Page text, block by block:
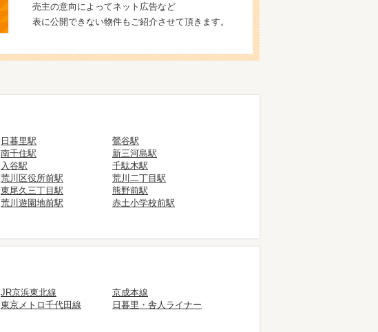
売主の意向によってネット広告など
表に公開できない物件もご紹介させて頂きます。
日暮里駅
鶯谷駅
南千住駅
新三河島駅
入谷駅
千駄木駅
荒川区役所前駅
荒川二丁目駅
東尾久三丁目駅
熊野前駅
荒川遊園地前駅
赤土小学校前駅
JR京浜東北線
京成本線
東京メトロ千代田線
日暮里・舎人ライナー